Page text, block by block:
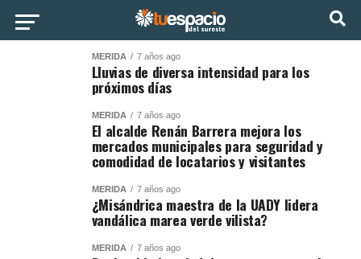
MÉRIDA 7 años ago
Lluvias de diversa intensidad para los
próximos días
MÉRIDA 7 años ago
El alcalde Renán Barrera mejora los
mercados municipales para seguridad y
comodidad de locatarios y visitantes
MÉRIDA 7 años ago
¿Misándrica maestra de la UADY lidera
vandálica marea verde vilista?
MÉRIDA 7 años ago